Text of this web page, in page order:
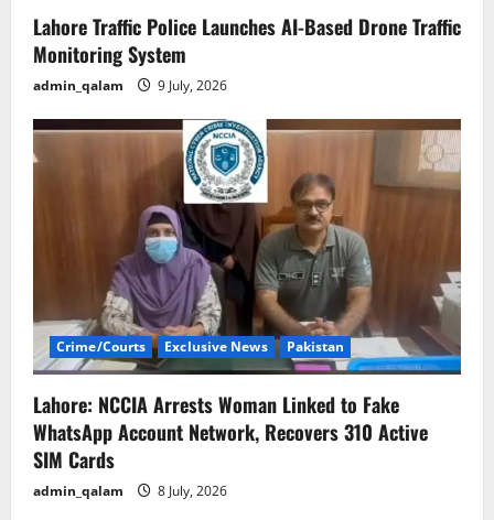
Lahore Traffic Police Launches AI-Based Drone Traffic
Monitoring System
admin_qalam 9 July, 2026
Crime/Courts Exclusive News Pakistan
Lahore: NCCIA Arrests Woman Linked to Fake
WhatsApp Account Network, Recovers 310 Active
SIM Cards
admin_qalam 8 July, 2026